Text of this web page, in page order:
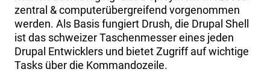
zentral & computerübergreifend vorgenommen
werden. Als Basis fungiert Drush, die Drupal Shell
ist das schweizer Taschenmesser eines jeden
Drupal Entwicklers und bietet Zugriff auf wichtige
Tasks über die Kommandozeile.